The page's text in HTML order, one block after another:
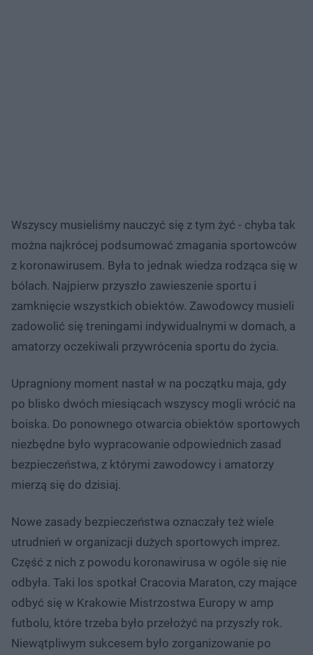
Wszyscy musieliśmy nauczyć się z tym żyć - chyba tak
można najkrócej podsumować zmagania sportowców
z koronawirusem. Była to jednak wiedza rodząca się w
bólach. Najpierw przyszło zawieszenie sportu i
zamknięcie wszystkich obiektów. Zawodowcy musieli
zadowolić się treningami indywidualnymi w domach, a
amatorzy oczekiwali przywrócenia sportu do życia.
Upragniony moment nastał w na początku maja, gdy
po blisko dwóch miesiącach wszyscy mogli wrócić na
boiska. Do ponownego otwarcia obiektów sportowych
niezbędne było wypracowanie odpowiednich zasad
bezpieczeństwa, z którymi zawodowcy i amatorzy
mierzą się do dzisiaj.
Nowe zasady bezpieczeństwa oznaczały też wiele
utrudnień w organizacji dużych sportowych imprez.
Część z nich z powodu koronawirusa w ogóle się nie
odbyła. Taki los spotkał Cracovia Maraton, czy mające
odbyć się w Krakowie Mistrzostwa Europy w amp
futbolu, które trzeba było przełożyć na przyszły rok.
Niewątpliwym sukcesem było zorganizowanie po